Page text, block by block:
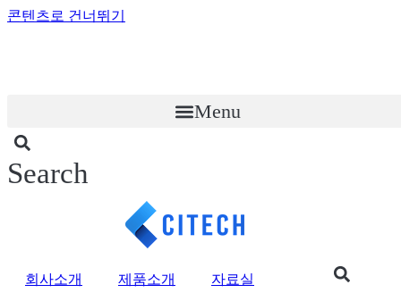
콘텐츠로 건너뛰기
Menu
Search
회사소개 제품소개 자료실